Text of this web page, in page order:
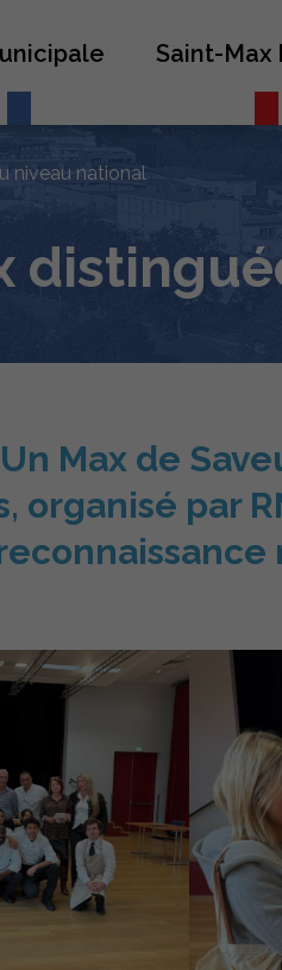
Saint-Max
niveau national
Max de
organisé par